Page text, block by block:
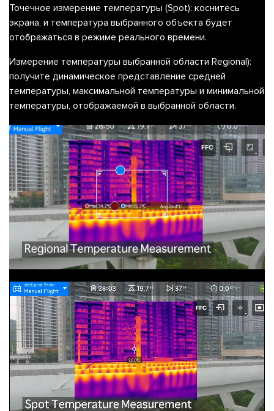
Точечное измерение температуры (Spot): коснитесь
экрана, и температура выбранного объекта будет
отображаться в режиме реального времени.
Измерение температуры выбранной области Regional):
получите динамическое представление средней
температуры, максимальной температуры и минимальной
температуры, отображаемой в выбранной области.